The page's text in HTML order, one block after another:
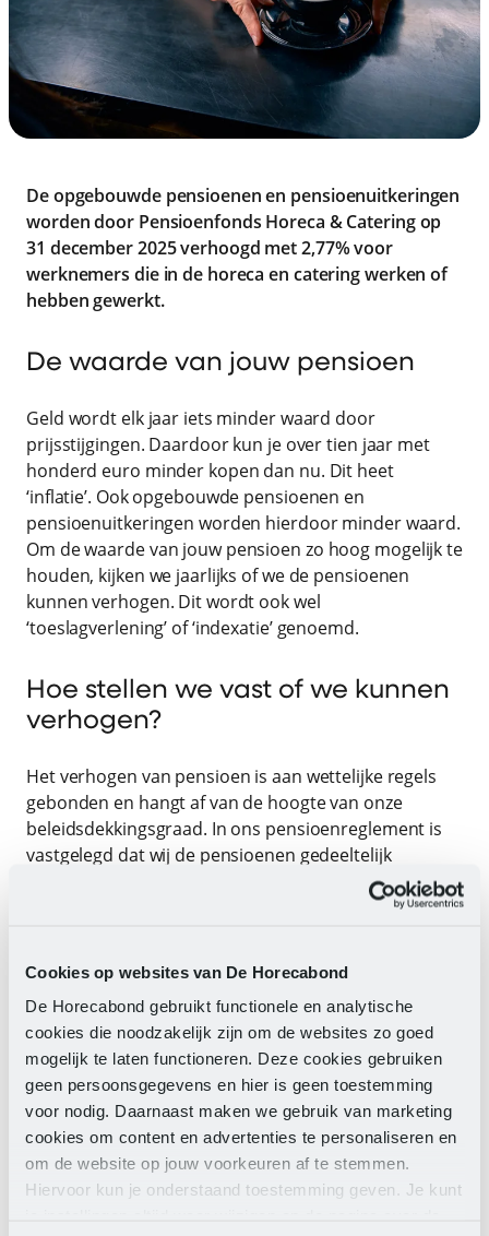
Cookies op websites van De Horecabond
De Horecabond gebruikt functionele en analytische
cookies die noodzakelijk zijn om de websites zo goed
mogelijk te laten functioneren. Deze cookies gebruiken
geen persoonsgegevens en hier is geen toestemming
voor nodig. Daarnaast maken we gebruik van marketing
cookies om content en advertenties te personaliseren en
om de website op jouw voorkeuren af te stemmen.
Hiervoor kun je onderstaand toestemming geven. Je kunt
De opgebouwde pensioenen en pensioenuitkeringen
worden door Pensioenfonds Horeca & Catering op
31 december 2025 verhoogd met 2,77% voor
werknemers die in de horeca en catering werken of
hebben gewerkt.
De waarde van jouw pensioen
Geld wordt elk jaar iets minder waard door
prijsstijgingen. Daardoor kun je over tien jaar met
honderd euro minder kopen dan nu. Dit heet
‘inflatie’. Ook opgebouwde pensioenen en
pensioenuitkeringen worden hierdoor minder waard.
Om de waarde van jouw pensioen zo hoog mogelijk te
houden, kijken we jaarlijks of we de pensioenen
kunnen verhogen. Dit wordt ook wel
‘toeslagverlening’ of ‘indexatie’ genoemd.
Hoe stellen we vast of we kunnen
verhogen?
Het verhogen van pensioen is aan wettelijke regels
gebonden en hangt af van de hoogte van onze
beleidsdekkingsgraad. In ons pensioenreglement is
vastgelegd dat wij de pensioenen gedeeltelijk
verhogen als de beleidsdekkingsgraad tussen de
110% en ongeveer 125% is. Dit beoordelen wij jaarlijks
vast welke verhoging mogelijk is. De
beleidsdekkingsgraad was 139% op 30 september
2025. Dat betekent dat dit voldoende hoog was om
per 31 december 2025 de opgebouwde pensioenen
en pensioenuitkeringen met 2,77% te verhogen.
Verhoging en nieuwe regeling?